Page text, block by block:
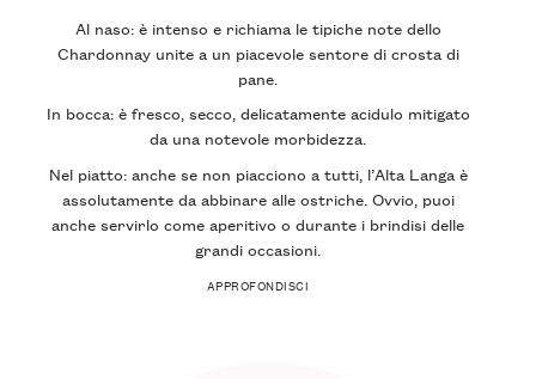
Al naso: è intenso e richiama le tipiche note dello
Chardonnay unite a un piacevole sentore di crosta di
pane.
In bocca: è fresco, secco, delicatamente acidulo mitigato
da una notevole morbidezza.
Nel piatto: anche se non piacciono a tutti, l’Alta Langa è
assolutamente da abbinare alle ostriche. Ovvio, puoi
anche servirlo come aperitivo o durante i brindisi delle
grandi occasioni.
APPROFONDISCI